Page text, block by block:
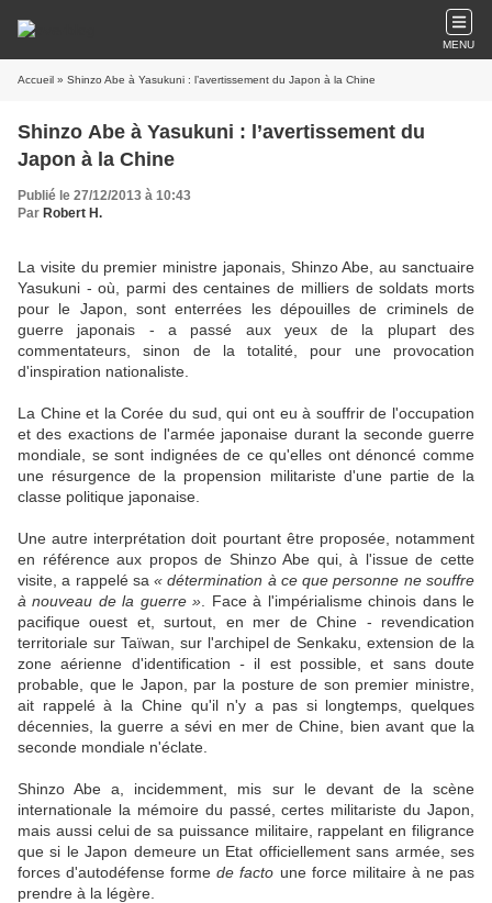
MENU
Accueil » Shinzo Abe à Yasukuni : l’avertissement du Japon à la Chine
Shinzo Abe à Yasukuni : l’avertissement du
Japon à la Chine
Publié le 27/12/2013 à 10:43
Par Robert H.
La visite du premier ministre japonais, Shinzo Abe, au sanctuaire
Yasukuni - où, parmi des centaines de milliers de soldats morts
pour le Japon, sont enterrées les dépouilles de criminels de
guerre japonais - a passé aux yeux de la plupart des
commentateurs, sinon de la totalité, pour une provocation
d'inspiration nationaliste.
La Chine et la Corée du sud, qui ont eu à souffrir de l'occupation
et des exactions de l'armée japonaise durant la seconde guerre
mondiale, se sont indignées de ce qu'elles ont dénoncé comme
une résurgence de la propension militariste d'une partie de la
classe politique japonaise.
Une autre interprétation doit pourtant être proposée, notamment
en référence aux propos de Shinzo Abe qui, à l'issue de cette
visite, a rappelé sa« détermination à ce que personne ne souffre
à nouveau de la guerre » . Face à l'impérialisme chinois dans le
pacifique ouest et, surtout, en mer de Chine - revendication
territoriale sur Taïwan, sur l'archipel de Senkaku, extension de la
zone aérienne d'identification - il est possible, et sans doute
probable, que le Japon, par la posture de son premier ministre,
ait rappelé à la Chine qu'il n'y a pas si longtemps, quelques
décennies, la guerre a sévi en mer de Chine, bien avant que la
seconde mondiale n'éclate.
Shinzo Abe a, incidemment, mis sur le devant de la scène
internationale la mémoire du passé, certes militariste du Japon,
mais aussi celui de sa puissance militaire, rappelant en filigrance
que si le Japon demeure un Etat officiellement sans armée, ses
forces d'autodéfense formede facto une force militaire à ne pas
prendre à la légère.